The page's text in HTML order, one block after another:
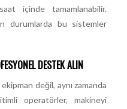
içinde tamamlanabilir.
durumlarda bu sistemler
DESTEK ALIN
ekipman değil, aynı zamanda
operatörler, makineyi